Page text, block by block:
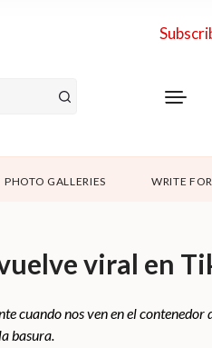
PHOTO GALLERIES WRITE
viral en
cuando nos ven en el contenedor
basura.